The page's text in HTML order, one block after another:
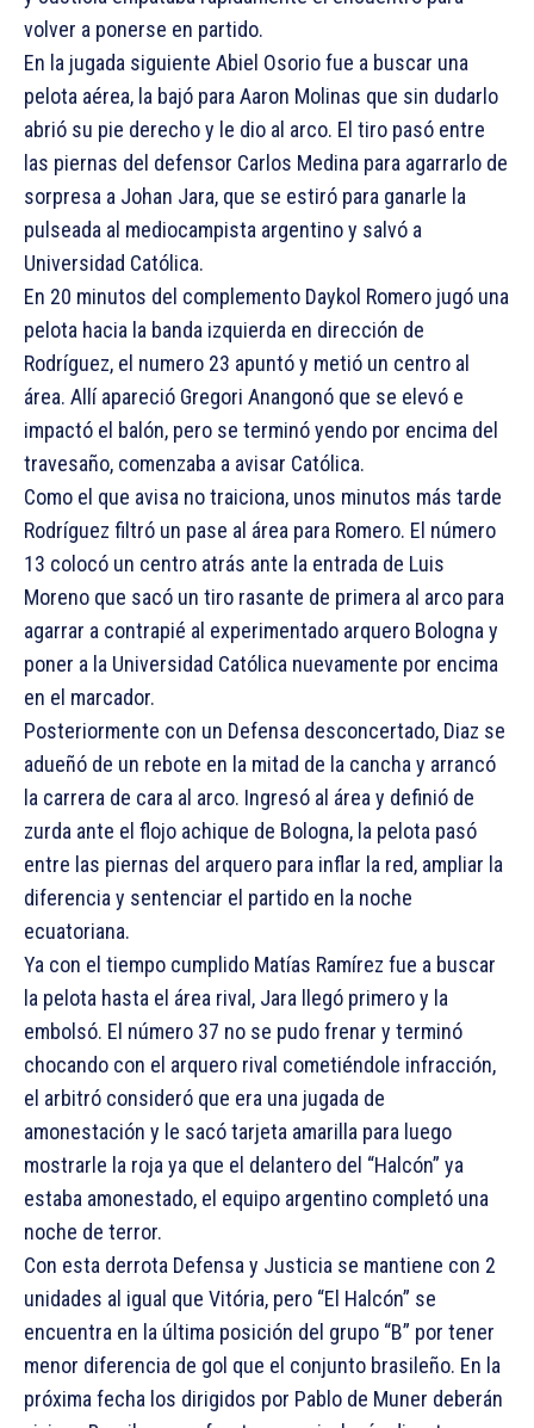
volver a ponerse en partido.
En la jugada siguiente Abiel Osorio fue a buscar una
pelota aérea, la bajó para Aaron Molinas que sin dudarlo
abrió su pie derecho y le dio al arco. El tiro pasó entre
las piernas del defensor Carlos Medina para agarrarlo de
sorpresa a Johan Jara, que se estiró para ganarle la
pulseada al mediocampista argentino y salvó a
Universidad Católica.
En 20 minutos del complemento Daykol Romero jugó una
pelota hacia la banda izquierda en dirección de
Rodríguez, el numero 23 apuntó y metió un centro al
área. Allí apareció Gregori Anangonó que se elevó e
impactó el balón, pero se terminó yendo por encima del
travesaño, comenzaba a avisar Católica.
Como el que avisa no traiciona, unos minutos más tarde
Rodríguez filtró un pase al área para Romero. El número
13 colocó un centro atrás ante la entrada de Luis
Moreno que sacó un tiro rasante de primera al arco para
agarrar a contrapié al experimentado arquero Bologna y
poner a la Universidad Católica nuevamente por encima
en el marcador.
Posteriormente con un Defensa desconcertado, Diaz se
adueñó de un rebote en la mitad de la cancha y arrancó
la carrera de cara al arco. Ingresó al área y definió de
zurda ante el flojo achique de Bologna, la pelota pasó
entre las piernas del arquero para inflar la red, ampliar la
diferencia y sentenciar el partido en la noche
ecuatoriana.
Ya con el tiempo cumplido Matías Ramírez fue a buscar
la pelota hasta el área rival, Jara llegó primero y la
embolsó. El número 37 no se pudo frenar y terminó
chocando con el arquero rival cometiéndole infracción,
el arbitró consideró que era una jugada de
amonestación y le sacó tarjeta amarilla para luego
mostrarle la roja ya que el delantero del “Halcón” ya
estaba amonestado, el equipo argentino completó una
noche de terror.
Con esta derrota Defensa y Justicia se mantiene con 2
unidades al igual que Vitória, pero “El Halcón” se
encuentra en la última posición del grupo “B” por tener
menor diferencia de gol que el conjunto brasileño. En la
próxima fecha los dirigidos por Pablo de Muner deberán